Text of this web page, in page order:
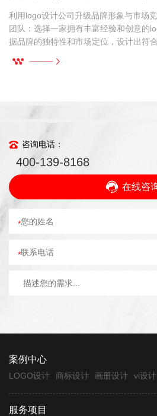
利用logo设计公司升级品牌形象与市场
团队：选择一家拥有丰富经验和创意的
据品牌的独特性和市场定位，设计出符
咨询电话：
400-139-8168
在线咨
*
*
案例中心
LOGO设计 商标设计 画册设计 vi设计
服务项目